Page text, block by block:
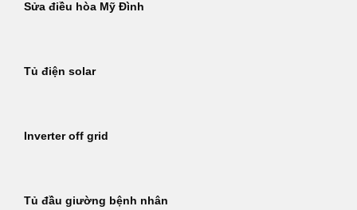
Sửa điều hòa Mỹ Đình
Tủ điện solar
Inverter off grid
Tủ đầu giường bệnh nhân